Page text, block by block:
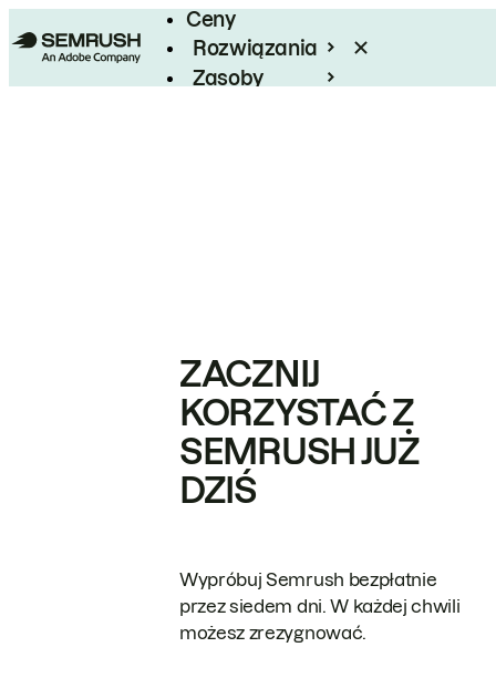
Ceny
Rozwiązania
Zasoby
ZACZNIJ
KORZYSTAĆ Z
SEMRUSH JUŻ
DZIŚ
Wypróbuj Semrush bezpłatnie
przez siedem dni. W każdej chwili
możesz zrezygnować.